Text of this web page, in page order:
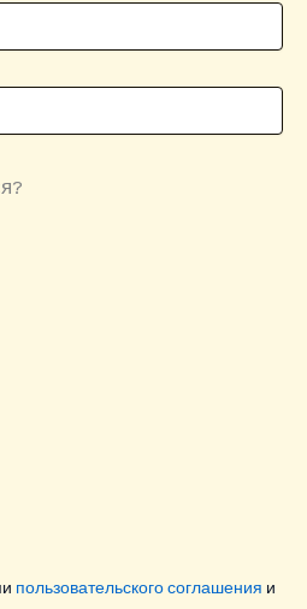
пользовательского соглашения и